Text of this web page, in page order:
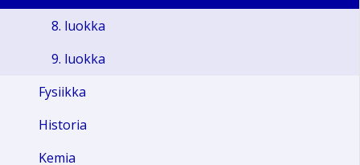
8. luokka
9. luokka
Fysiikka
Historia
Kemia